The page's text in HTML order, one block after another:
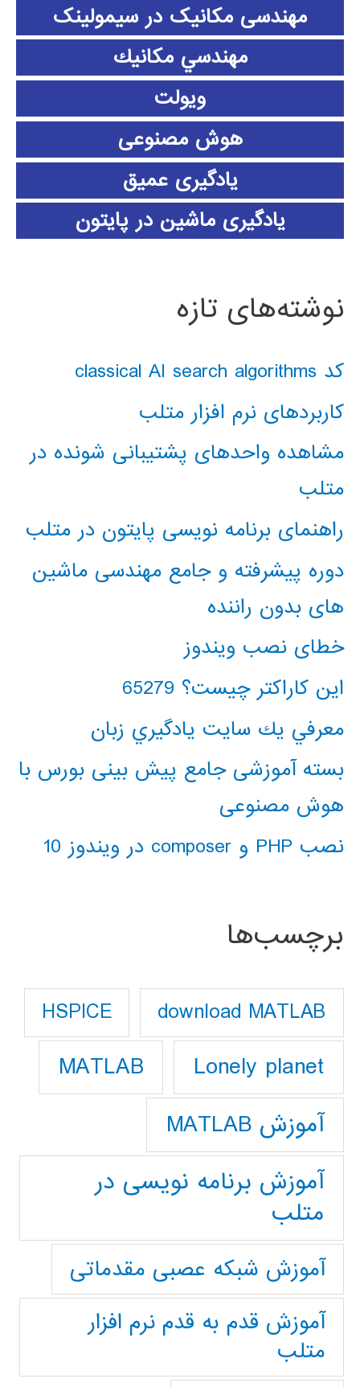
مهندسی مکانیک در سیمولینک
مهندسي مكانيك
ویولت
هوش مصنوعی
یادگیری عمیق
یادگیری ماشین در پایتون
نوشته‌های تازه
کد classical AI search algorithms
کاربردهای نرم افزار متلب
مشاهده واحدهای پشتیبانی شونده در
متلب
راهنمای برنامه نویسی پایتون در متلب
دوره پیشرفته و جامع مهندسی ماشین
های بدون راننده
خطای نصب ویندوز
این کاراکتر چیست؟ 65279
معرفي يك سايت يادگيري زبان
بسته آموزشی جامع پیش بینی بورس با
هوش مصنوعی
نصب PHP و composer در ویندوز 10
برچسب‌ها
download MATLAB
HSPICE
Lonely planet
MATLAB
آموزش MATLAB
آموزش برنامه نویسی در
متلب
آموزش شبکه عصبی مقدماتی
آموزش قدم به قدم نرم افزار
متلب